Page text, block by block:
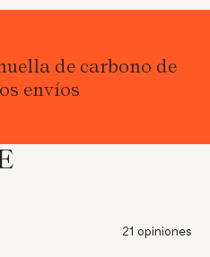
de carbono de
envíos
21 opiniones